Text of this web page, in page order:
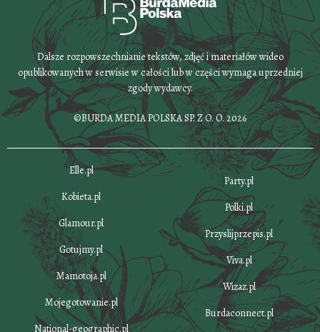
Dalsze rozpowszechnianie tekstów, zdjęć i materiałów wideo
opublikowanych w serwisie w całości lub w części wymaga uprzedniej
zgody wydawcy.
©BURDA MEDIA POLSKA SP. Z O. O. 2026
Elle.pl
Kobieta.pl
Glamour.pl
Gotujmy.pl
Mamotoja.pl
Mojegotowanie.pl
National-geographic.pl
Party.pl
Polki.pl
Przyslijprzepis.pl
Viva.pl
Wizaz.pl
Burdaconnect.pl